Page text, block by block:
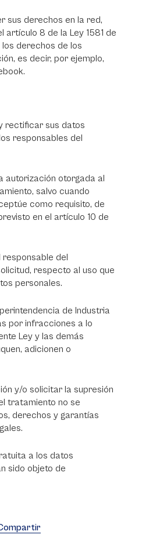
sus derechos en la red,
artículo 8 de la Ley 1581 de
derechos de los
es decir, por ejemplo,
rectificar sus datos
responsables del
autorización otorgada al
salvo cuando
como requisito, de
en el artículo 10 de
del
respecto al uso que
personales.
de Industria
por infracciones a lo
Ley y las demás
adicionen o
y/o solicitar la supresión
tratamiento no se
derechos y garantías
a los datos
sido objeto de